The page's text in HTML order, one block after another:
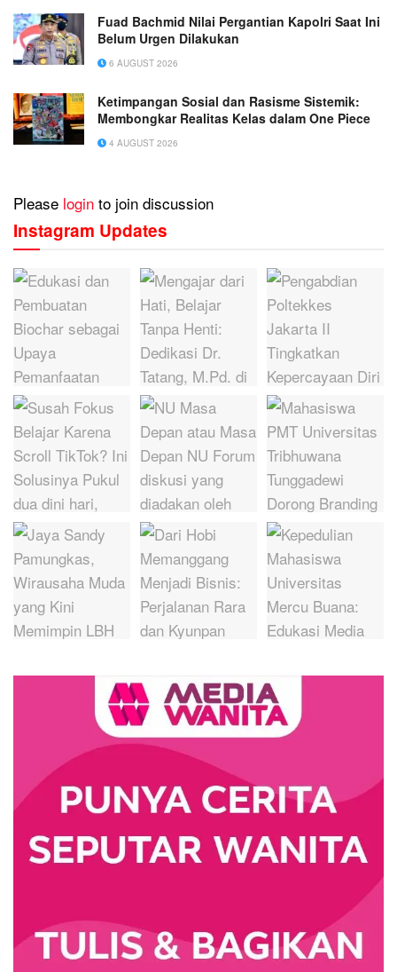
Fuad Bachmid Nilai Pergantian Kapolri Saat Ini
Belum Urgen Dilakukan
6 AUGUST 2026
Ketimpangan Sosial dan Rasisme Sistemik:
Membongkar Realitas Kelas dalam One Piece
4 AUGUST 2026
Please login to join discussion
Instagram Updates